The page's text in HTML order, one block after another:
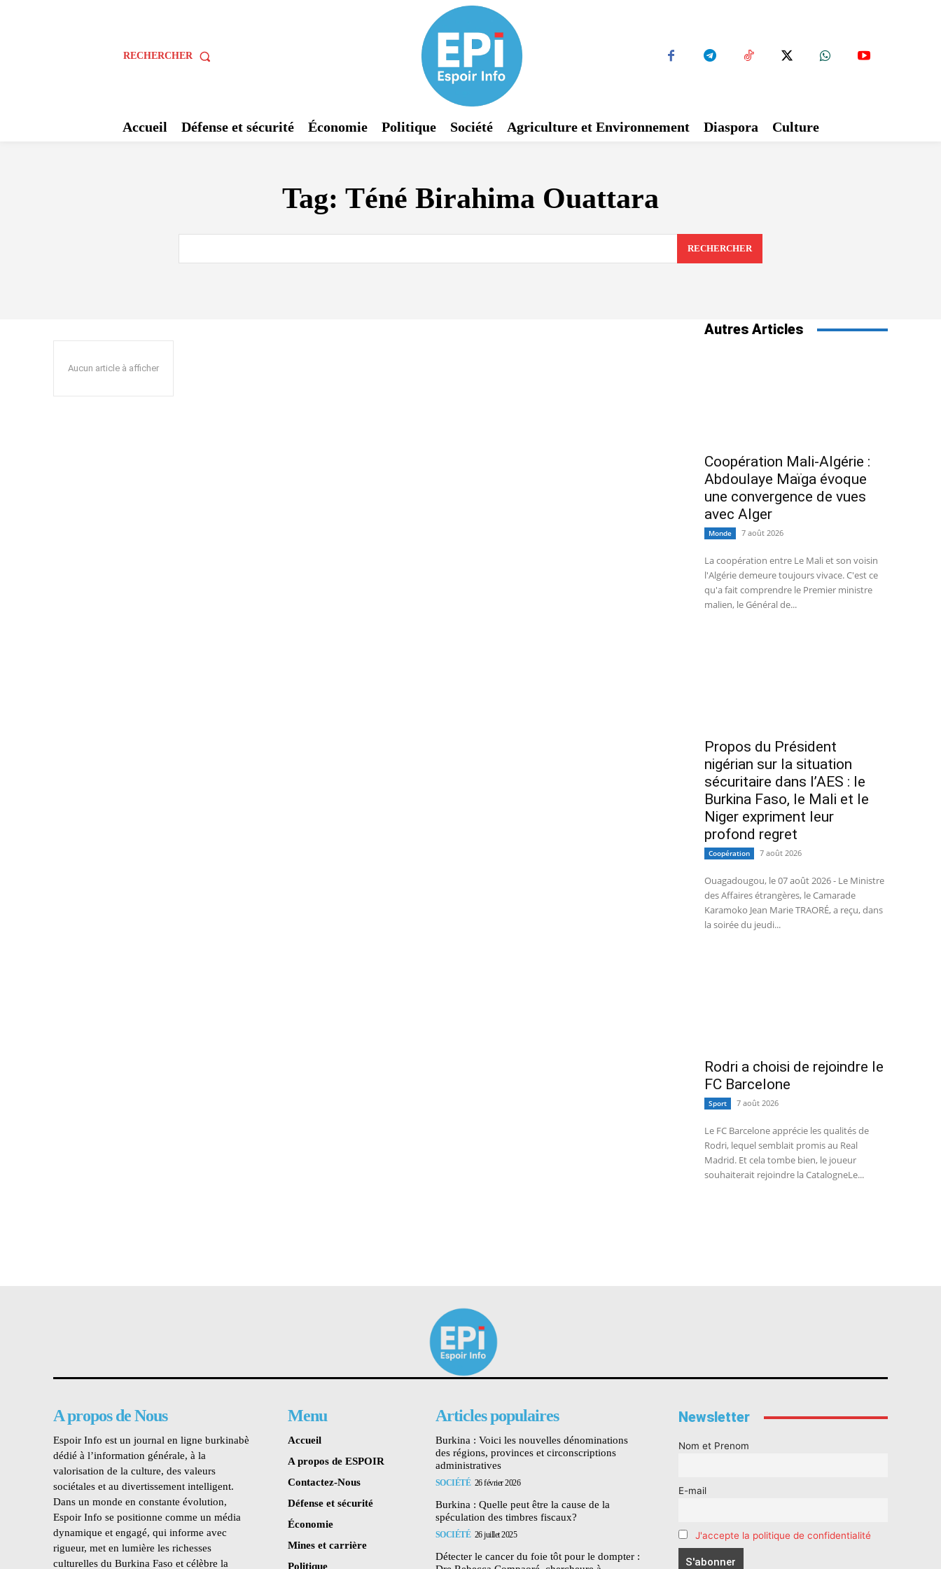
RECHERCHER
Accueil Défense et sécurité Économie Politique Société Agriculture et Environnement Diaspora Culture
Tag: Téné Birahima Ouattara
RECHERCHER
Aucun article à afficher
Autres Articles
Coopération Mali-Algérie :
Abdoulaye Maïga évoque
une convergence de vues
avec Alger
Monde 7 août 2026
La coopération entre Le Mali et son voisin
l'Algérie demeure toujours vivace. C'est ce
qu'a fait comprendre le Premier ministre
malien, le Général de...
Propos du Président
nigérian sur la situation
sécuritaire dans l’AES : le
Burkina Faso, le Mali et le
Niger expriment leur
profond regret
Coopération 7 août 2026
Ouagadougou, le 07 août 2026 - Le Ministre
des Affaires étrangères, le Camarade
Karamoko Jean Marie TRAORÉ, a reçu, dans
la soirée du jeudi...
Rodri a choisi de rejoindre le
FC Barcelone
Sport 7 août 2026
Le FC Barcelone apprécie les qualités de
Rodri, lequel semblait promis au Real
Madrid. Et cela tombe bien, le joueur
souhaiterait rejoindre la CatalogneLe...
A propos de Nous
Espoir Info est un journal en ligne burkinabè
dédié à l’information générale, à la
valorisation de la culture, des valeurs
sociétales et au divertissement intelligent.
Dans un monde en constante évolution,
Espoir Info se positionne comme un média
dynamique et engagé, qui informe avec
rigueur, met en lumière les richesses
culturelles du Burkina Faso et célèbre la
Menu
Accueil
A propos de ESPOIR
Contactez-Nous
Défense et sécurité
Économie
Mines et carrière
Politique
Articles populaires
Burkina : Voici les nouvelles dénominations
des régions, provinces et circonscriptions
administratives
SOCIÉTÉ 26 février 2026
Burkina : Quelle peut être la cause de la
spéculation des timbres fiscaux?
SOCIÉTÉ 26 juillet 2025
Détecter le cancer du foie tôt pour le dompter :
Newsletter
Nom et Prenom
E-mail
J'accepte la politique de confidentialité